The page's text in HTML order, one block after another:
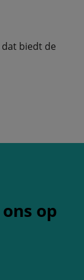
biedt de
op